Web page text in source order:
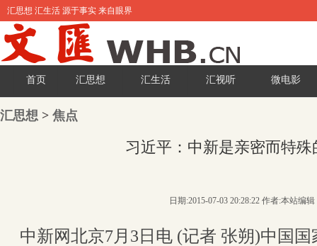
汇思想 汇生活 源于事实 来自眼界
首页 汇思想 汇生活 汇视听 微电影
汇思想 > 焦点
习近平：中新是亲密而特殊
日期:2015-07-03 20:28:22 作者:本站编辑
中新网北京7月3日电 (记者 张朔)中国